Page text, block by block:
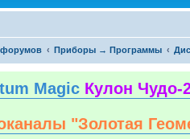
Приборы → Программы
Magic Кулон Чудо-
"Золотая